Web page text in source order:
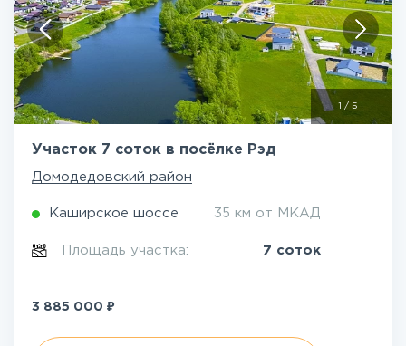
/ 5
Участок 7 соток в посёлке Рэд
Домодедовский район
Каширское шоссе 35 км от МКАД
Площадь участка: 7 соток
3 885 000 ₽